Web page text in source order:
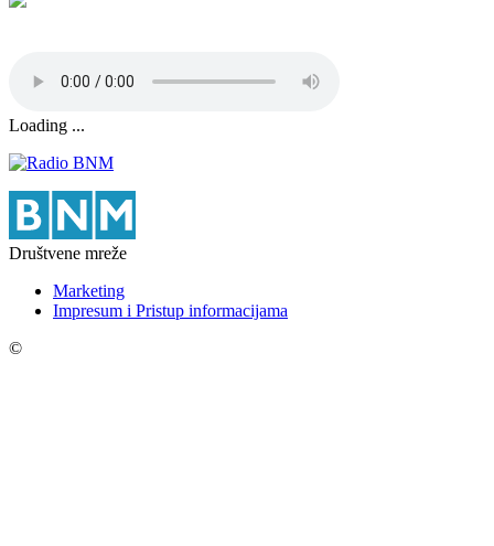
Loading ...
Društvene mreže
Marketing
Impresum i Pristup informacijama
©